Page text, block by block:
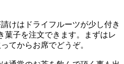
けはドライフルーツが少し付き
菓子を注文できます。まずはレ
てからお席でどうぞ。